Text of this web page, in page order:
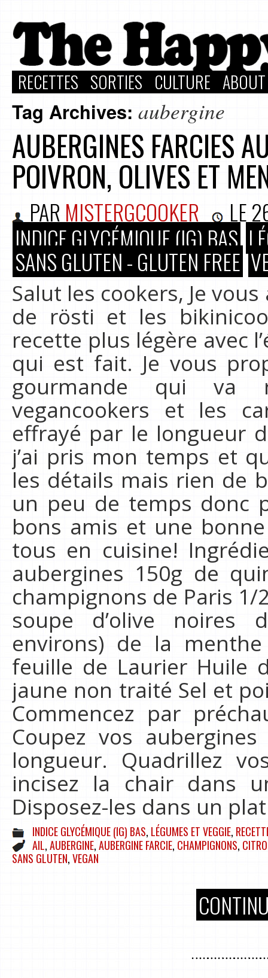
RECETTES SORTIES CULTURE
Tag Archives: aubergine
AUBERGINES FARCIES
POIVRON, OLIVES ET
PAR MISTERGCOOKER LE
INDICE GLYCÉMIQUE (IG) BAS
SANS GLUTEN - GLUTEN FREE
Salut les cookers, Je
de rösti et les
recette plus légère avec
qui est fait. Je vous
gourmande qui va
vegancookers et les
effrayé par le longueur
j’ai pris mon temps et
les détails mais rien de
un peu de temps donc
bons amis et une
tous en cuisine!
aubergines 150g de
champignons de Paris
soupe d’olive noires
environs) de la
feuille de Laurier Huile
jaune non traité Sel et
Commencez par
Coupez vos
longueur. Quadrillez
incisez la chair dans
Disposez-les dans un
INDICE GLYCÉMIQUE (IG) BAS, LÉGUMES ET VEGGIE,
AIL,AUBERGINE,AUBERGINE FARCIE, CHAMPIGNONS,
SANS GLUTEN,VEGAN